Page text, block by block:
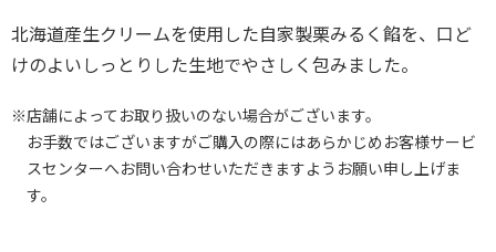
北海道産生クリームを使用した自家製栗みるく餡を、口ど
けのよいしっとりした生地でやさしく包みました。
※店舗によってお取り扱いのない場合がございます。
お手数ではございますがご購入の際にはあらかじめお客様サービ
スセンターへお問い合わせいただきますようお願い申し上げま
す。